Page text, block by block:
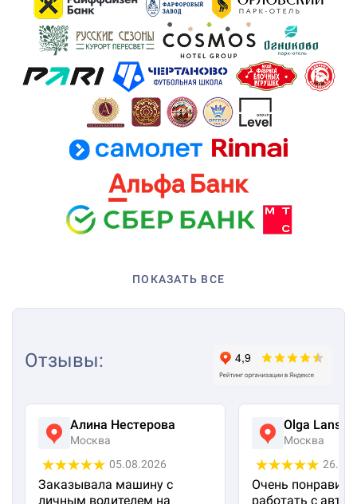
ПОКАЗАТЬ ВСЕ
Отзывы:
Алина Нестерова
Москва
05.08.2026
Заказывала машину с
личным водителем на
Olga
Москва
Очень
работать с авто